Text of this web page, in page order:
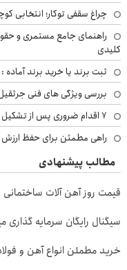
چراغ سقفی توکار؛ انتخابی
راهنمای جامع مستمری و
کلیدی
ثبت برند یا خرید برند
بررسی ویژگی های فنی
۷ اقدام ضروری پس از تشکیل پرونده مواد مخدر؛ راهنمای خانواده‌ها
راهی مطمئن برای حفظ
مطالب پیشنهادی
قیمت روز آهن آلات
سیگنال رایگان سرمایه
خرید مطمئن انواع آهن و